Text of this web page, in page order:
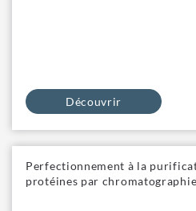
Découvrir
Perfectionnement à la
protéines par chromatographie